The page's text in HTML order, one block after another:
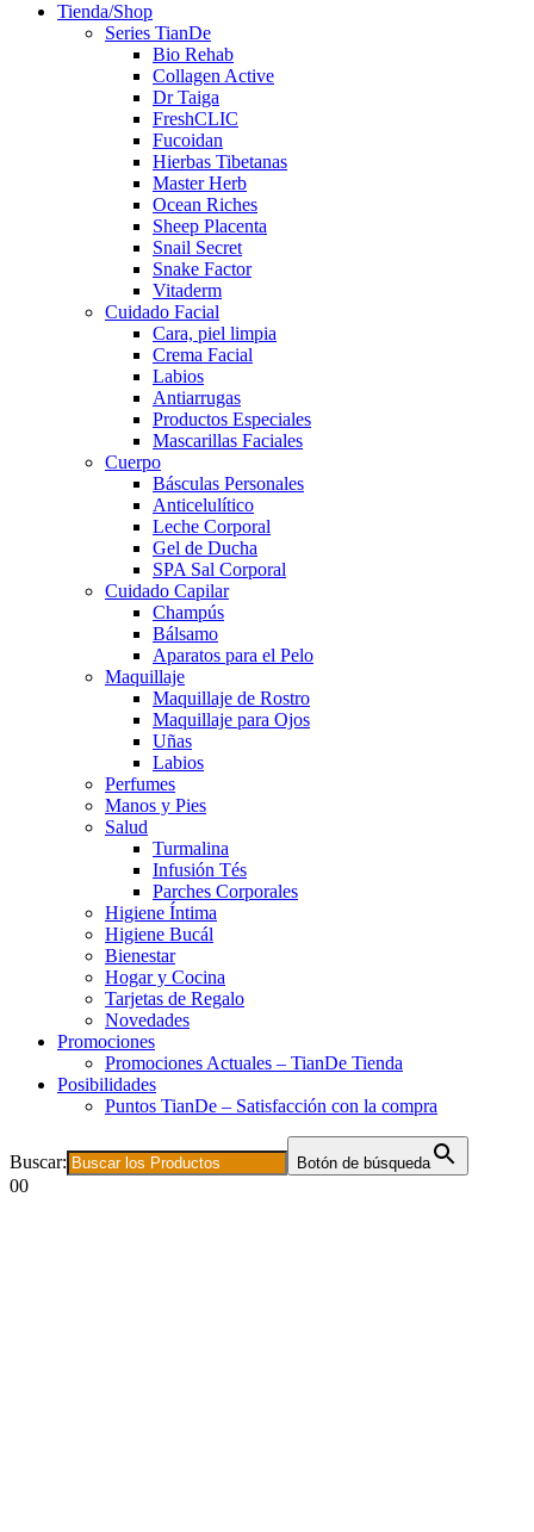
Tienda/Shop
Series TianDe
Bio Rehab
Collagen Active
Dr Taiga
FreshCLIC
Fucoidan
Hierbas Tibetanas
Master Herb
Ocean Riches
Sheep Placenta
Snail Secret
Snake Factor
Vitaderm
Cuidado Facial
Cara, piel limpia
Crema Facial
Labios
Antiarrugas
Productos Especiales
Mascarillas Faciales
Cuerpo
Básculas Personales
Anticelulítico
Leche Corporal
Gel de Ducha
SPA Sal Corporal
Cuidado Capilar
Champús
Bálsamo
Aparatos para el Pelo
Maquillaje
Maquillaje de Rostro
Maquillaje para Ojos
Uñas
Labios
Perfumes
Manos y Pies
Salud
Turmalina
Infusión Tés
Parches Corporales
Higiene Íntima
Higiene Bucál
Bienestar
Hogar y Cocina
Tarjetas de Regalo
Novedades
Promociones
Promociones Actuales – TianDe Tienda
Posibilidades
Puntos TianDe – Satisfacción con la compra
Buscar: Botón de búsqueda
00